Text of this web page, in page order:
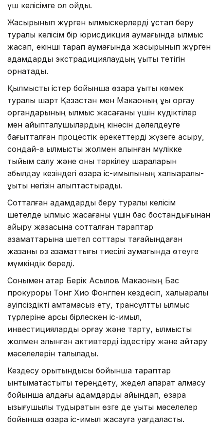
үш келісімге қол қойды.
Жасырынып жүрген қылмыскерлерді ұстап беру
туралы келісім бір юрисдикция аумағында қылмыс
жасап, екінші тарап аумағында жасырынып жүрген
адамдарды экстрадициялаудың құқықтық тетігін
орнатады.
Қылмыстық істер бойынша өзара құқықтық көмек
туралы шарт Қазақстан мен Макаоның құқық қорғау
органдарының қылмыс жасағаны үшін күдіктілер
мен айыпталушылардың кінәсін дәлелдеуге
бағытталған процестік әрекеттерді жүзеге асыру,
сондай-ақ қылмыстық жолмен алынған мүлікке
тыйым салу және оны тәркілеу шараларын
қабылдау кезіндегі өзара іс-қимылының халықаралық-
құқықтық негізін қалыптастырады.
Сотталған адамдарды беру туралы келісім
шетелде қылмыс жасағаны үшін бас бостандығынан
айыру жазасына сотталған тараптар
азаматтарына шетел соттары тағайындаған
жазаны өз азаматтығы тиесілі аумағында өтеуге
мүмкіндік береді.
Сонымен қатар Берік Асылов Макаоның Бас
прокуроры Тонг Хио Фонгпен кездесіп, халықаралық
қауіпсіздікті қамтамасыз ету, трансұлттық қылмыс
түрлеріне қарсы бірлескен іс-қимыл,
инвестицияларды қорғау және тарту, қылмыстық
жолмен алынған активтерді іздестіру және қайтару
мәселелерін талқылады.
Кездесу қорытындысы бойынша тараптар
ынтымақтастықты тереңдету, жедел ақпарат алмасу
бойынша алдағы қадамдарды айқындап, өзара
қызығушылық тудыратын өзге де құқықтық мәселелер
бойынша өзара іс-қимыл жасауға уағдаласты.